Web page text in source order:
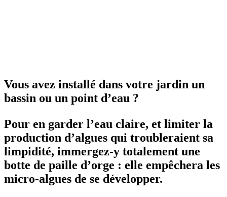
Vous avez installé dans votre jardin un
bassin ou un point d’eau ?
Pour en garder l’eau claire, et limiter la
production d’algues qui troubleraient sa
limpidité, immergez-y totalement une
botte de paille d’orge : elle empêchera les
micro-algues de se développer.